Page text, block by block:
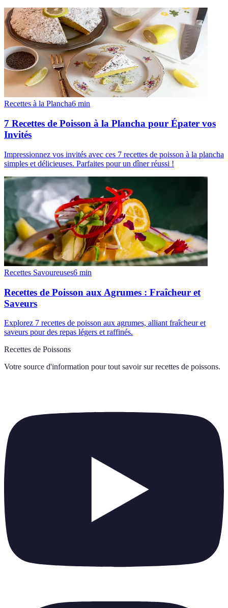
Recettes à la Plancha6 min
7 Recettes de Poisson à la Plancha pour Épater vos
Invités
Impressionnez vos invités avec ces 7 recettes de poisson à la plancha
simples et délicieuses. Parfaites pour un dîner réussi !
Recettes Savoureuses6 min
Recettes de Poisson aux Agrumes : Fraîcheur et
Saveurs
Explorez 7 recettes de poisson aux agrumes, alliant fraîcheur et
saveurs pour des repas légers et raffinés.
Recettes de Poissons
Votre source d'information pour tout savoir sur recettes de poissons.